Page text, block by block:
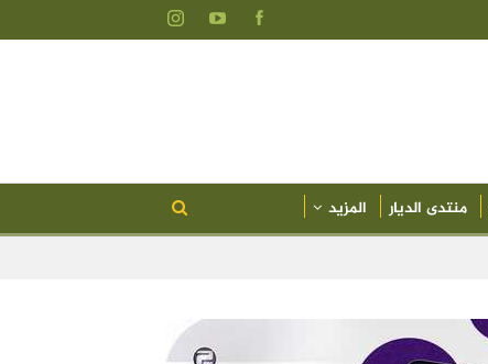
منتدى الديار المزيد